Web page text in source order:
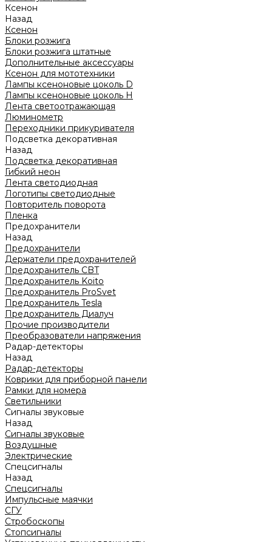
Ксенон
Назад
Ксенон
Блоки розжига
Блоки розжига штатные
Дополнительные аксессуары
Ксенон для мототехники
Лампы ксеноновые цоколь D
Лампы ксеноновые цоколь H
Лента светоотражающая
Люминометр
Переходники прикуривателя
Подсветка декоративная
Назад
Подсветка декоративная
Гибкий неон
Лента светодиодная
Логотипы светодиодные
Повторитель поворота
Пленка
Предохранители
Назад
Предохранители
Держатели предохранителей
Предохранитель CBT
Предохранитель Koito
Предохранитель ProSvet
Предохранитель Tesla
Предохранитель Диалуч
Прочие производители
Преобразователи напряжения
Радар-детекторы
Назад
Радар-детекторы
Коврики для приборной панели
Рамки для номера
Светильники
Сигналы звуковые
Назад
Сигналы звуковые
Воздушные
Электрические
Спецсигналы
Назад
Спецсигналы
Импульсные маячки
СГУ
Стробоскопы
Стопсигналы